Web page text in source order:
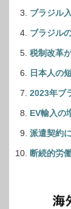
ブラジル
ブラジル
税制改革
日本人の
2023年ブ
EV輸入の
派遣契約
断続的労